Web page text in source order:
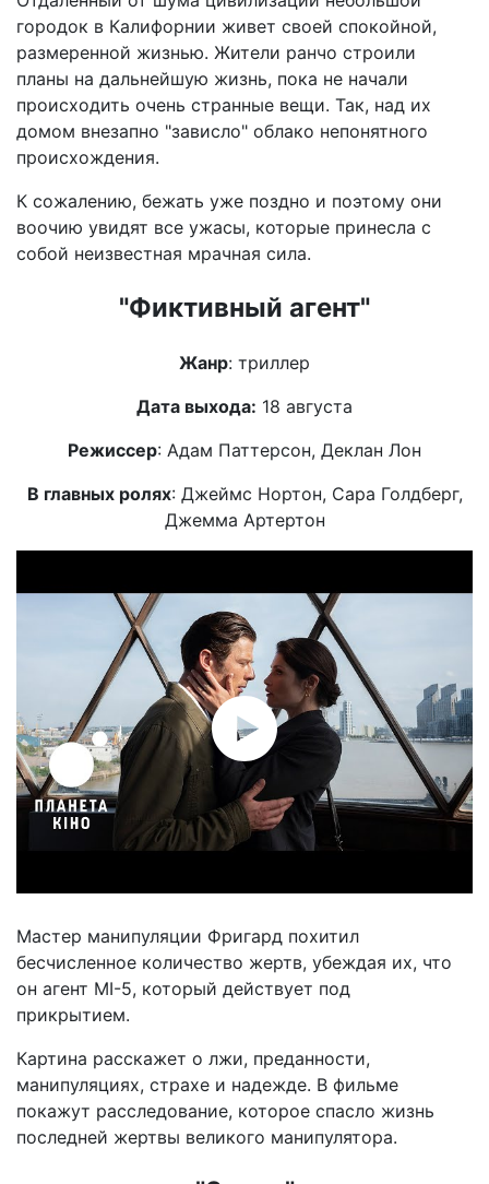
городок в Калифорнии живет своей спокойной,
размеренной жизнью. Жители ранчо строили
планы на дальнейшую жизнь, пока не начали
происходить очень странные вещи. Так, над их
домом внезапно "зависло" облако непонятного
происхождения.
К сожалению, бежать уже поздно и поэтому они
воочию увидят все ужасы, которые принесла с
собой неизвестная мрачная сила.
"Фиктивный агент"
Жанр: триллер
Дата выхода: 18 августа
Режиссер: Адам Паттерсон, Деклан Лон
В главных ролях: Джеймс Нортон, Сара Голдберг,
Джемма Артертон
Мастер манипуляции Фригард похитил
бесчисленное количество жертв, убеждая их, что
он агент MI-5, который действует под
прикрытием.
Картина расскажет о лжи, преданности,
манипуляциях, страхе и надежде. В фильме
покажут расследование, которое спасло жизнь
последней жертвы великого манипулятора.